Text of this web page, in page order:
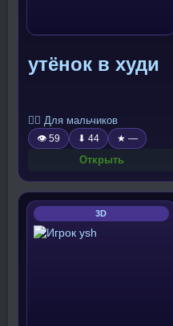
утёнок в худи
🧍‍♂️ Для мальчиков
👁 59 ⬇ 44 ★ —
Открыть
3D